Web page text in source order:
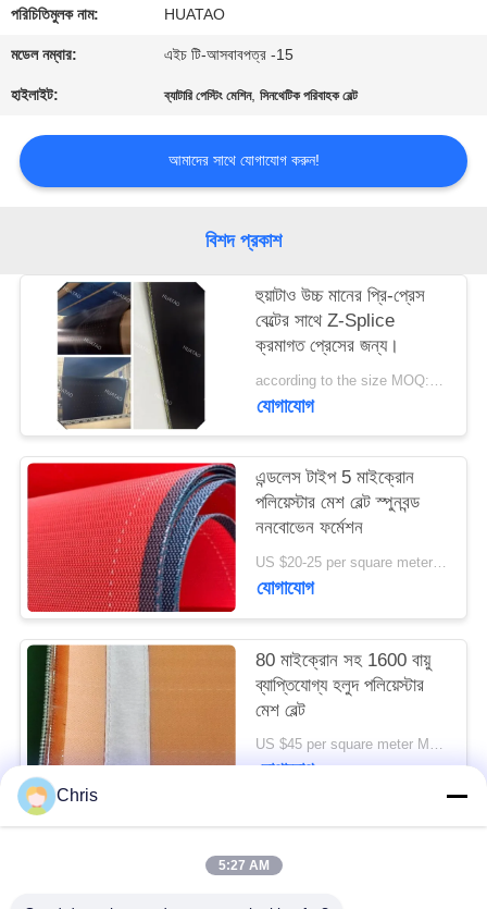
যোগাযোগ
করুন
খবর
উদ্ধৃতির
আবেদন
PRIVACY
POLICY
পরিচিতিমুলক নাম: HUATAO
মডেল নম্বার: এইচ টি-আসবাবপত্র -15
হাইলাইট: ব্যাটারি পেস্টিং মেশিন,সিনথেটিক পরিবাহক বেল্ট
আমাদের সাথে যোগাযোগ করুন!
বিশদ প্রকাশ
হুয়াটাও উচ্চ মানের প্রি-প্রেস
বেল্টের সাথে Z-Splice
ক্রমাগত প্রেসের জন্য।
according to the size MOQ:12 পিসি
যোগাযোগ
এন্ডলেস টাইপ 5 মাইক্রোন
পলিয়েস্টার মেশ বেল্ট স্পুনবন্ড
ননবোভেন ফর্মেশন
US $20-25 per square meter MOQ:50 বর্গ মিটার
যোগাযোগ
80 মাইক্রোন সহ 1600 বায়ু
ব্যাপ্তিযোগ্য হলুদ পলিয়েস্টার
মেশ বেল্ট
US $45 per square meter MOQ:100m2
যোগাযোগ
Chris
5:27 AM